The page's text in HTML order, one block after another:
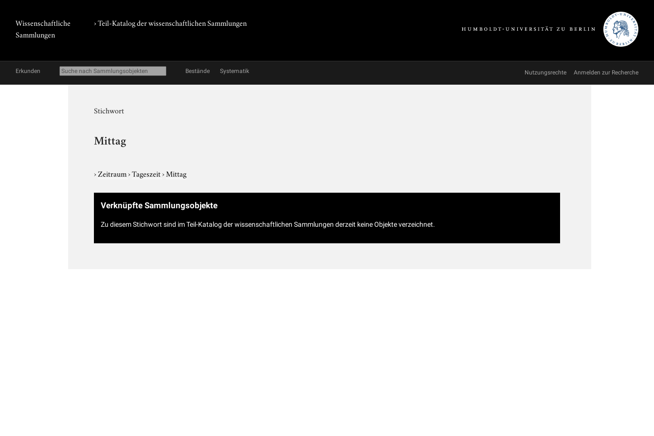
Wissenschaftliche
Sammlungen
› Teil-Katalog der wissenschaftlichen Sammlungen
Erkunden Bestände Systematik Nutzungsrechte Anmelden zur Recherche
Stichwort
Mittag
›Zeitraum›Tageszeit›Mittag
Verknüpfte Sammlungsobjekte
Zu diesem Stichwort sind im Teil-Katalog der wissenschaftlichen Sammlungen derzeit keine Objekte verzeichnet.